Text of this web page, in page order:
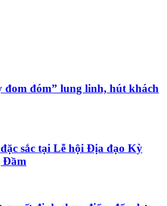
đom đóm” lung linh, hút khách
sắc tại Lễ hội Địa đạo Kỳ
Đầm